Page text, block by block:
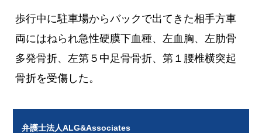
歩行中に駐車場からバックで出てきた相手方車
両にはねられ急性硬膜下血種、左血胸、左肋骨
多発骨折、左第５中足骨骨折、第１腰椎横突起
骨折を受傷した。
弁護士法人ALG&Associates